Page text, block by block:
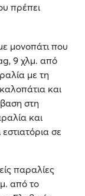
πρέπει
μονοπάτι που
9 χλμ. από
με τη
και
στη
και
σε
παραλίες
από το